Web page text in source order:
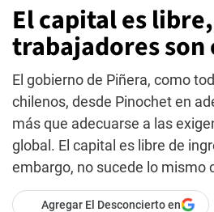
El capital es
trabajadores
El gobierno de Piñera, como
chilenos, desde Pinochet en
más que adecuarse a las
global. El capital es libre de
embargo, no sucede lo mismo
Agregar El Desconcierto en